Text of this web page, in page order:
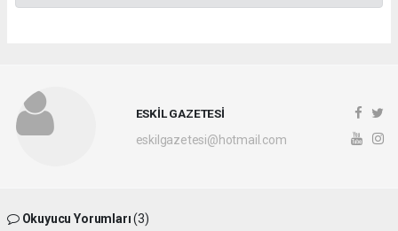
ESKİL GAZETESİ
eskilgazetesi@hotmail.com
Okuyucu Yorumları(3)